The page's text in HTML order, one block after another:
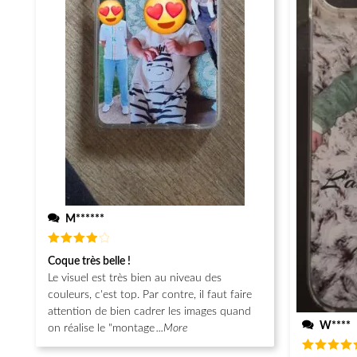
M******
Note
sur 5
Coque très belle !
Le visuel est très bien au niveau des
couleurs, c'est top. Par contre, il faut faire
attention de bien cadrer les images quand
on réalise le "montage...More W****